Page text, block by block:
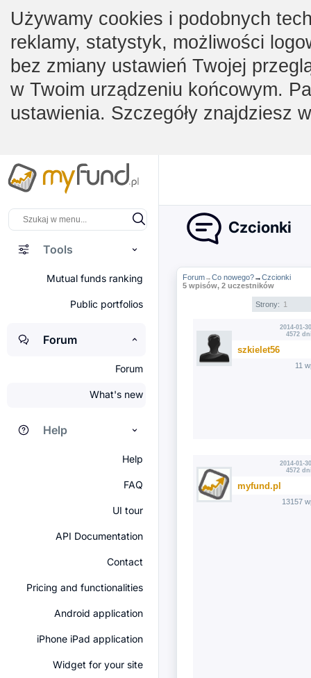
Używamy cookies i podobnych
reklamy, statystyk, możliwości
bez zmiany ustawień Twojej
w Twoim urządzeniu końcowym.
ustawienia. Szczegóły znajdziesz
Tools
Mutual funds ranking
Public portfolios
Forum
Forum
What's new
Help
Help
FAQ
UI tour
API Documentation
Contact
Pricing and functionalities
Android application
iPhone iPad application
Widget for your site
Czcionki
Forum→Co nowego?→Czcionki
5 wpisów, 2 uczestników
Strony: 1
2014-01-
4572
szkielet56
11
2014-01-
4572
myfund.pl
13157